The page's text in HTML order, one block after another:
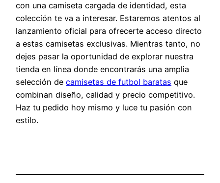
con una camiseta cargada de identidad, esta
colección te va a interesar. Estaremos atentos al
lanzamiento oficial para ofrecerte acceso directo
a estas camisetas exclusivas. Mientras tanto, no
dejes pasar la oportunidad de explorar nuestra
tienda en línea donde encontrarás una amplia
selección de camisetas de futbol baratas que
combinan diseño, calidad y precio competitivo.
Haz tu pedido hoy mismo y luce tu pasión con
estilo.